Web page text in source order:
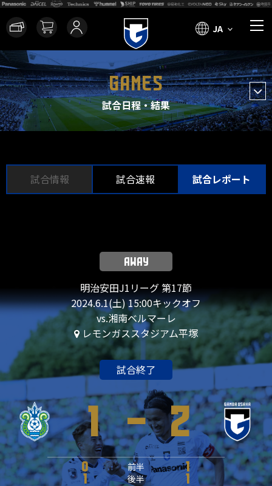
JA
GAMES
試合日程・結果
試合情報 試合速報 試合レポート
AWAY
明治安田J1リーグ 第17節
2024.6.1(土) 15:00キックオフ
vs.湘南ベルマーレ
レモンガススタジアム平塚
試合終了
1 - 2
0 前半
1
1
後半 1